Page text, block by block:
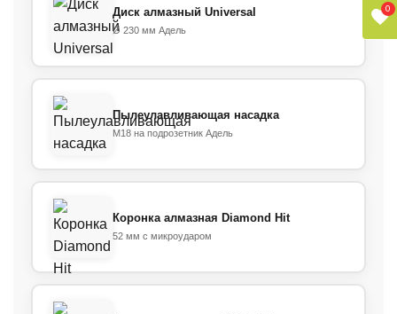
Диск алмазный Universal
Ø 230 мм Адель
Пылеулавливающая насадка
М18 на подрозетник Адель
Коронка алмазная Diamond Hit
52 мм с микроударом
0